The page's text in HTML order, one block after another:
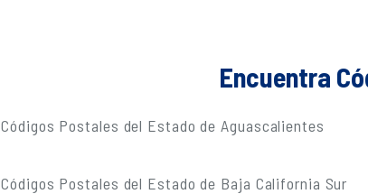
Encuentra
Códigos Postales del Estado de Aguascalientes
Códigos Postales del Estado de Baja California Sur